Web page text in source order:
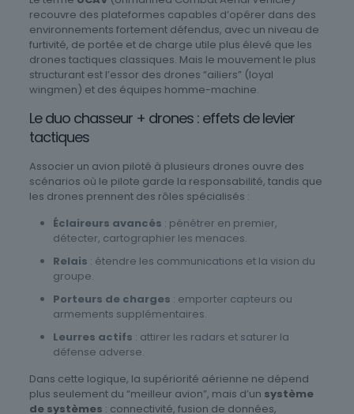
recouvre des plateformes capables d’opérer dans des
environnements fortement défendus, avec un niveau de
furtivité, de portée et de charge utile plus élevé que les
drones tactiques classiques. Mais le mouvement le plus
structurant est l’essor des drones “ailiers” (loyal
wingmen) et des équipes homme-machine.
Le duo chasseur + drones : effets de levier
tactiques
Associer un avion piloté à plusieurs drones ouvre des
scénarios où le pilote garde la responsabilité, tandis que
les drones prennent des rôles spécialisés :
Éclaireurs avancés : pénétrer en premier,
détecter, cartographier les menaces.
Relais : étendre les communications et la vision du
groupe.
Porteurs de charges : emporter capteurs ou
armements supplémentaires.
Leurres actifs : attirer les radars et saturer la
défense adverse.
Dans cette logique, la supériorité aérienne ne dépend
plus seulement du “meilleur avion”, mais d’un système
de systèmes : connectivité, fusion de données,